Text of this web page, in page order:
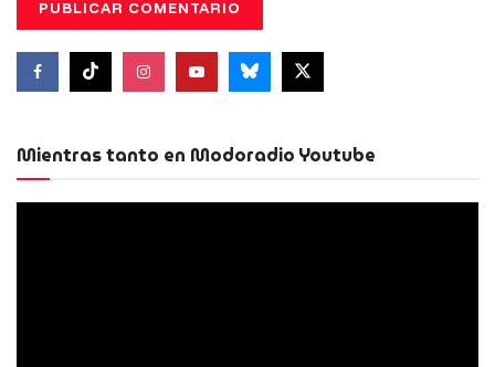
Mientras tanto en Modoradio Youtube